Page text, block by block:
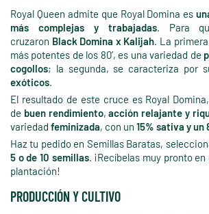
Royal Queen admite que Royal Domina es
más complejas y trabajadas. Para
cruzaron Black Domina x Kalijah. La
más potentes de los 80’, es una variedad de
cogollos; la segunda, se caracteriza por
exóticos.
El resultado de este cruce es Royal
de buen rendimiento,acción relajante y
variedad feminizada, con un 15% sativa y un
Haz tu pedido en Semillas Baratas,
5 o de 10 semillas. ¡Recíbelas muy pronto
plantación!
PRODUCCIÓN Y CULTIVO